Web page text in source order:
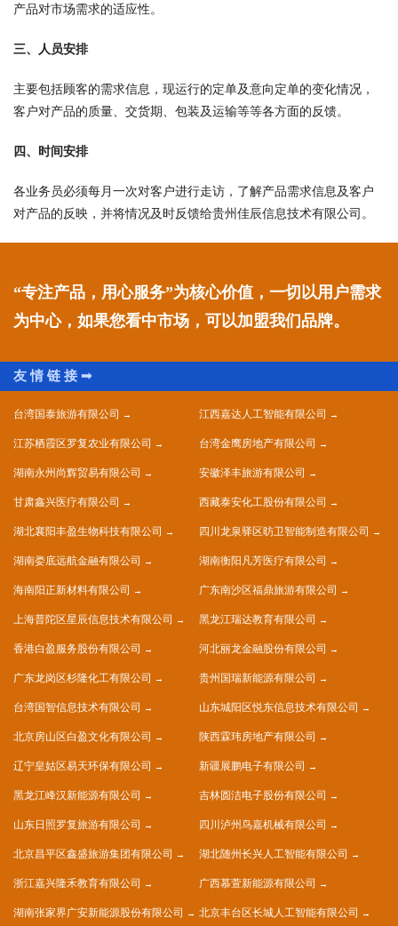
产品对市场需求的适应性。
三、人员安排
主要包括顾客的需求信息，现运行的定单及意向定单的变化情况，
客户对产品的质量、交货期、包装及运输等等各方面的反馈。
四、时间安排
各业务员必须每月一次对客户进行走访，了解产品需求信息及客户
对产品的反映，并将情况及时反馈给贵州佳辰信息技术有限公司。
“专注产品，用心服务”为核心价值，一切以用户需求
为中心，如果您看中市场，可以加盟我们品牌。
台湾国泰旅游有限公司 江西嘉达人工智能有限公司
江苏栖霞区罗复农业有限公司 台湾金鹰房地产有限公司
湖南永州尚辉贸易有限公司 安徽泽丰旅游有限公司
甘肃鑫兴医疗有限公司 西藏泰安化工股份有限公司
湖北襄阳丰盈生物科技有限公司 四川龙泉驿区昉卫智能制造有限公司
湖南娄底远航金融有限公司 湖南衡阳凡芳医疗有限公司
海南阳正新材料有限公司 广东南沙区福鼎旅游有限公司
上海普陀区星辰信息技术有限公司 黑龙江瑞达教育有限公司
香港白盈服务股份有限公司 河北丽龙金融股份有限公司
广东龙岗区杉隆化工有限公司 贵州国瑞新能源有限公司
台湾国智信息技术有限公司 山东城阳区悦东信息技术有限公司
北京房山区白盈文化有限公司 陕西霖玮房地产有限公司
辽宁皇姑区易天环保有限公司 新疆展鹏电子有限公司
黑龙江峰汉新能源有限公司 吉林圆洁电子股份有限公司
山东日照罗复旅游有限公司 四川泸州鸟嘉机械有限公司
北京昌平区鑫盛旅游集团有限公司 湖北随州长兴人工智能有限公司
浙江嘉兴隆禾教育有限公司 广西慕萱新能源有限公司
湖南张家界广安新能源股份有限公司 北京丰台区长城人工智能有限公司